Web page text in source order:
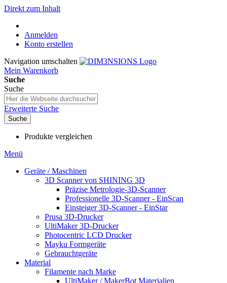
Direkt zum Inhalt
Anmelden
Konto erstellen
Navigation umschalten
Mein Warenkorb
Suche
Suche
Erweiterte Suche
Suche
Produkte vergleichen
Menü
Geräte / Maschinen
3D Scanner von SHINING 3D
Präzise Metrologie-3D-Scanner
Professionelle 3D-Scanner - EinScan
Einsteiger 3D-Scanner - EinStar
Prusa 3D-Drucker
UltiMaker 3D-Drucker
Photocentric LCD Drucker
Mayku Formgeräte
Gebrauchtgeräte
Material
Filamente nach Marke
UltiMaker / MakerBot Materialien